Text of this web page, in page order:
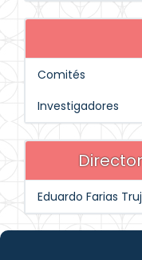
Comités
Investigadores
Eduardo Farias